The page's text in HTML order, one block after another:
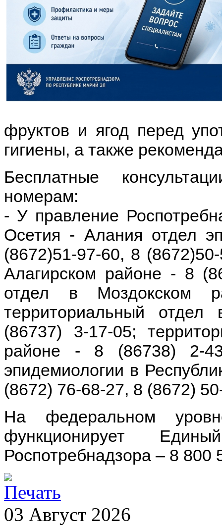
фруктов и ягод перед
гигиены, а также
Бесплатные
номерам:
- У правление
Осетия - Алания отдел
(8672)51-97-60, 8
Алагирском районе - 8
отдел в Моздокском
территориальный
(86737) 3-17-05;
районе - 8 (86738) 2-
эпидемиологии в
(8672) 76-68-27, 8 (8672)
На федеральном
функционирует
Роспотребнадзора – 8 800
03 Август 2026